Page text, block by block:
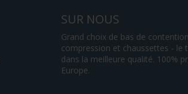
SUR NOUS
Grand choix de bas de
compression et chaussettes - le
dans la meilleure qualité. 100%
Europe.